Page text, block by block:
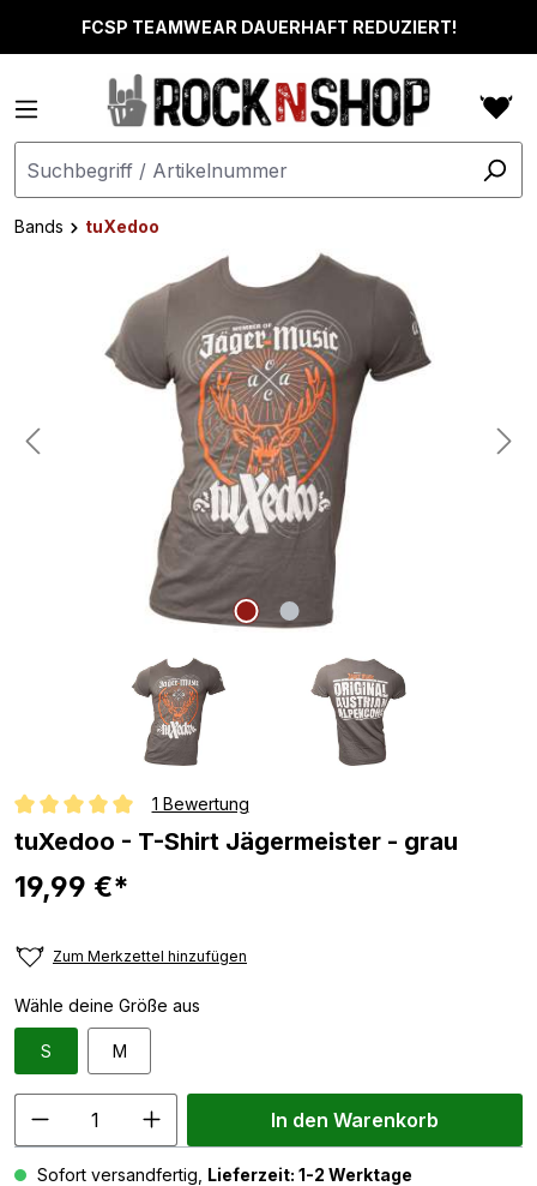
springenFCSP TEAMWEAR DAUERHAFT REDUZIERT!
Bands
tuXedoo
Bildergalerie überspringen
Durchschnittliche Bewertung von 5 von 5 Sternen
1 Bewertung
tuXedoo - T-Shirt Jägermeister - grau
19,99 €*
Zum Merkzettel hinzufügen
Wähle deine Größe aus
S M
In den Warenkorb
Sofort versandfertig, Lieferzeit: 1-2 Werktage